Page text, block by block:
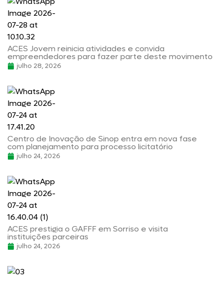
ACES Jovem reinicia atividades e convida
empreendedores para fazer parte deste movimento
julho 28, 2026
Centro de Inovação de Sinop entra em nova fase
com planejamento para processo licitatório
julho 24, 2026
ACES prestigia o GAFFF em Sorriso e visita
instituições parceiras
julho 24, 2026